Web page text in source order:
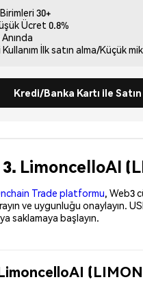
30+
Ücret 0.8%
Anında
İlk satın alma/Küçük
Kredi/Banka Kartı ile Satın
LimoncelloAI
Trade platformu, Web3
ve uygunluğu onaylayın.
saklamaya başlayın.